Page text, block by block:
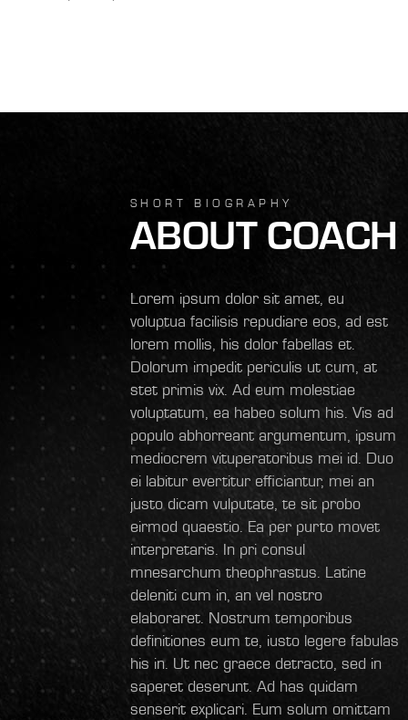
SHORT BIOGRAPHY
ABOUT COACH
Lorem ipsum dolor sit amet, eu
voluptua facilisis repudiare eos, ad est
lorem mollis, his dolor fabellas et.
Dolorum impedit periculis ut cum, at
stet primis vix. Ad eum molestiae
voluptatum, ea habeo solum his. Vis ad
populo abhorreant argumentum, ipsum
mediocrem vituperatoribus mei id. Duo
ei labitur evertitur efficiantur, mei an
justo dicam vulputate, te sit probo
eirmod quaestio. Ea per purto movet
interpretaris. In pri consul
mnesarchum theophrastus. Latine
deleniti cum in, an vel nostro
elaboraret. Nostrum temporibus
definitiones eum te, iusto legere fabulas
his in. Ut nec graece detracto, sed in
saperet deserunt. Ad has quidam
senserit explicari. Eum solum omittam